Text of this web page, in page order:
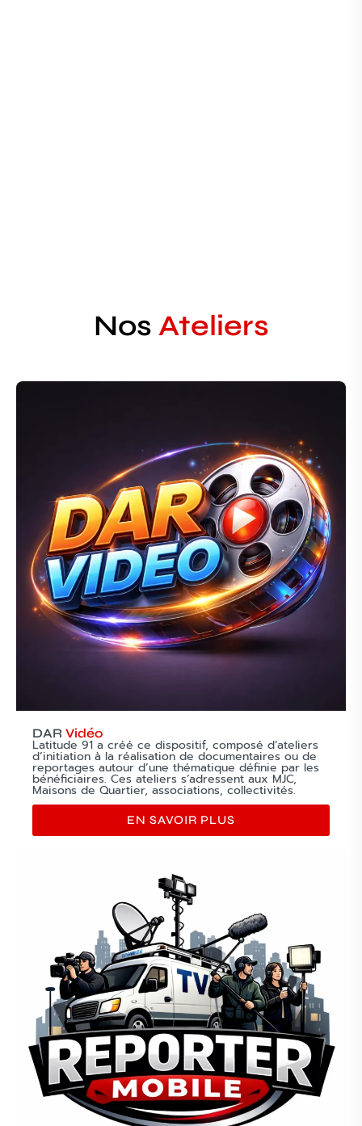
Nos Ateliers
DAR Vidéo
Latitude 91 a créé ce dispositif, composé d’ateliers
d’initiation à la réalisation de documentaires ou de
reportages autour d’une thématique définie par les
bénéficiaires. Ces ateliers s’adressent aux MJC,
Maisons de Quartier, associations, collectivités.
EN SAVOIR PLUS